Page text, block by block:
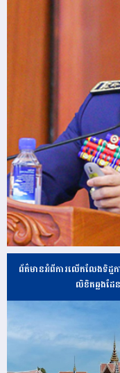
ព័ត៌មានអំពីការលើកលែងទិដ្ឋក
លិខិតឆ្លងដែ